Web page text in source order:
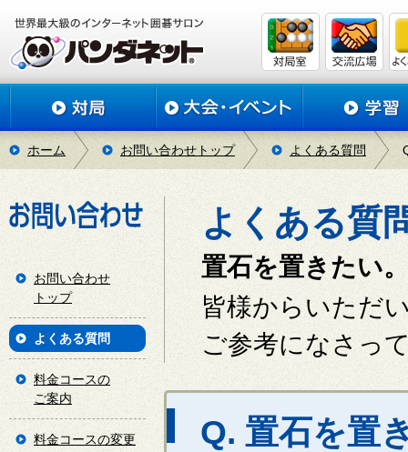
ホーム お問い合わせトップ よくある質問
よくある質
置石を置きたい
皆様からいただ
ご参考になさっ
Q. 置石を置
お問い合わせ
トップ
よくある質問
料金コースの
ご案内
料金コースの変更